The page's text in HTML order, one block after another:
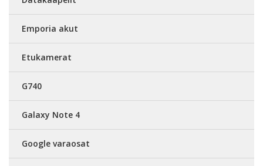
Emporia akut
Etukamerat
G740
Galaxy Note 4
Google varaosat